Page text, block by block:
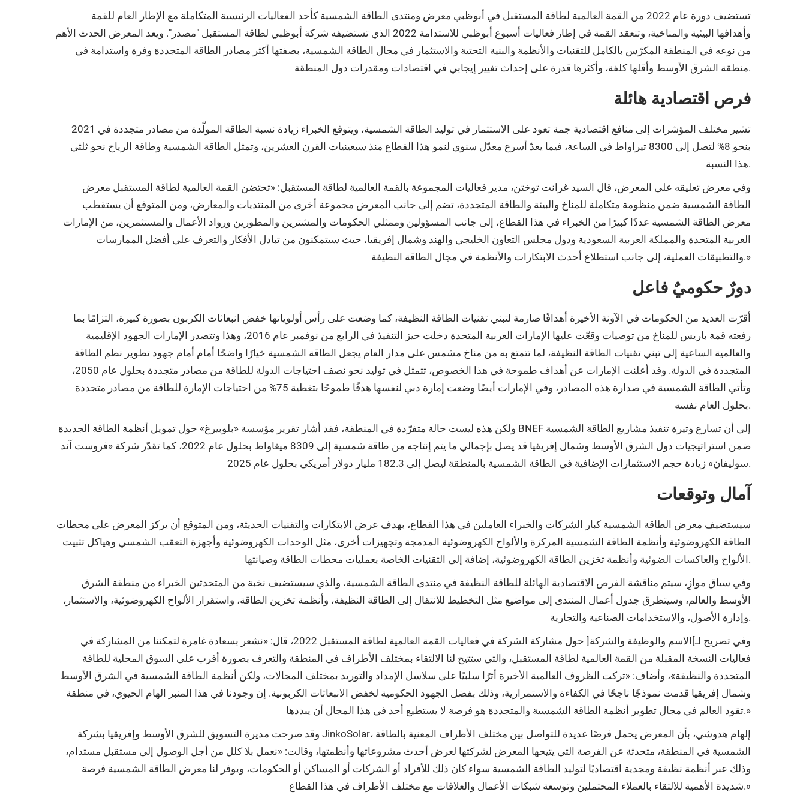
تستضيف دورة عام 2022 من القمة العالمية لطاقة المستقبل في أبوظبي معرض ومنتدى الطاقة الشمسية كأحد الفعاليات الرئيسية المتكاملة مع الإطار العام للقمة
وأهدافها البيئية والمناخية، وتنعقد القمة في إطار فعاليات أسبوع أبوظبي للاستدامة 2022 الذي تستضيفه شركة أبوظبي لطاقة المستقبل "مصدر". ويعد المعرض الحدث الأهم
من نوعه في المنطقة المكرّس بالكامل للتقنيات والأنظمة والبنية التحتية والاستثمار في مجال الطاقة الشمسية، بصفتها أكثر مصادر الطاقة المتجددة وفرة واستدامة في
منطقة الشرق الأوسط وأقلها كلفة، وأكثرها قدرة على إحداث تغيير إيجابي في اقتصادات ومقدرات دول المنطقة.
فرص اقتصادية هائلة
تشير مختلف المؤشرات إلى منافع اقتصادية جمة تعود على الاستثمار في توليد الطاقة الشمسية، ويتوقع الخبراء زيادة نسبة الطاقة المولّدة من مصادر متجددة في 2021
بنحو 8% لتصل إلى 8300 تيراواط في الساعة، فيما يعدّ أسرع معدّل سنوي لنمو هذا القطاع منذ سبعينيات القرن العشرين، وتمثل الطاقة الشمسية وطاقة الرياح نحو ثلثي
هذا النسبة.
وفي معرض تعليقه على المعرض، قال السيد غرانت توختن، مدير فعاليات المجموعة بالقمة العالمية لطاقة المستقبل: «تحتضن القمة العالمية لطاقة المستقبل معرض
الطاقة الشمسية ضمن منظومة متكاملة للمناخ والبيئة والطاقة المتجددة، تضم إلى جانب المعرض مجموعة أخرى من المنتديات والمعارض، ومن المتوقع أن يستقطب
معرض الطاقة الشمسية عددًا كبيرًا من الخبراء في هذا القطاع، إلى جانب المسؤولين وممثلي الحكومات والمشترين والمطورين ورواد الأعمال والمستثمرين، من الإمارات
العربية المتحدة والمملكة العربية السعودية ودول مجلس التعاون الخليجي والهند وشمال إفريقيا، حيث سيتمكنون من تبادل الأفكار والتعرف على أفضل الممارسات
والتطبيقات العملية، إلى جانب استطلاع أحدث الابتكارات والأنظمة في مجال الطاقة النظيفة.»
دورٌ حكوميٌ فاعل
أقرّت العديد من الحكومات في الآونة الأخيرة أهدافًا صارمة لتبني تقنيات الطاقة النظيفة، كما وضعت على رأس أولوياتها خفض انبعاثات الكربون بصورة كبيرة، التزامًا بما
رفعته قمة باريس للمناخ من توصيات وقعّت عليها الإمارات العربية المتحدة دخلت حيز التنفيذ في الرابع من نوفمبر عام 2016، وهذا وتتصدر الإمارات الجهود الإقليمية
والعالمية الساعية إلى تبني تقنيات الطاقة النظيفة، لما تتمتع به من مناخ مشمس على مدار العام يجعل الطاقة الشمسية خيارًا واضحًا أمام أمام جهود تطوير نظم الطاقة
المتجددة في الدولة. وقد أعلنت الإمارات عن أهداف طموحة في هذا الخصوص، تتمثل في توليد نحو نصف احتياجات الدولة للطاقة من مصادر متجددة بحلول عام 2050،
وتأتي الطاقة الشمسية في صدارة هذه المصادر، وفي الإمارات أيضًا وضعت إمارة دبي لنفسها هدفًا طموحًا بتغطية 75% من احتياجات الإمارة للطاقة من مصادر متجددة
بحلول العام نفسه.
ولكن هذه ليست حالة متفرّدة في المنطقة، فقد أشار تقرير مؤسسة «بلوبيرغ» حول تمويل أنظمة الطاقة الجديدة BNEF إلى أن تسارع وتيرة تنفيذ مشاريع الطاقة الشمسية
ضمن استراتيجيات دول الشرق الأوسط وشمال إفريقيا قد يصل بإجمالي ما يتم إنتاجه من طاقة شمسية إلى 8309 ميغاواط بحلول عام 2022، كما تقدّر شركة «فروست آند
سوليفان» زيادة حجم الاستثمارات الإضافية في الطاقة الشمسية بالمنطقة ليصل إلى 182.3 مليار دولار أمريكي بحلول عام 2025.
آمال وتوقعات
سيستضيف معرض الطاقة الشمسية كبار الشركات والخبراء العاملين في هذا القطاع، بهدف عرض الابتكارات والتقنيات الحديثة، ومن المتوقع أن يركز المعرض على محطات
الطاقة الكهروضوئية وأنظمة الطاقة الشمسية المركزة والألواح الكهروضوئية المدمجة وتجهيزات أخرى، مثل الوحدات الكهروضوئية وأجهزة التعقب الشمسي وهياكل تثبيت
الألواح والعاكسات الضوئية وأنظمة تخزين الطاقة الكهروضوئية، إضافة إلى التقنيات الخاصة بعمليات محطات الطاقة وصيانتها.
وفي سياق موازِ، سيتم مناقشة الفرص الاقتصادية الهائلة للطاقة النظيفة في منتدى الطاقة الشمسية، والذي سيستضيف نخبة من المتحدثين الخبراء من منطقة الشرق
الأوسط والعالم، وسيتطرق جدول أعمال المنتدى إلى مواضيع مثل التخطيط للانتقال إلى الطاقة النظيفة، وأنظمة تخزين الطاقة، واستقرار الألواح الكهروضوئية، والاستثمار،
وإدارة الأصول، والاستخدامات الصناعية والتجارية.
وفي تصريح لـ]الاسم والوظيفة والشركة[ حول مشاركة الشركة في فعاليات القمة العالمية لطاقة المستقبل 2022، قال: «نشعر بسعادة غامرة لتمكننا من المشاركة في
فعاليات النسخة المقبلة من القمة العالمية لطاقة المستقبل، والتي ستتيح لنا الالتقاء بمختلف الأطراف في المنطقة والتعرف بصورة أقرب على السوق المحلية للطاقة
المتجددة والنظيفة»، وأضاف: «تركت الظروف العالمية الأخيرة أثرًا سلبيًا على سلاسل الإمداد والتوريد بمختلف المجالات، ولكن أنظمة الطاقة الشمسية في الشرق الأوسط
وشمال إفريقيا قدمت نموذجًا ناجحًا في الكفاءة والاستمرارية، وذلك بفضل الجهود الحكومية لخفض الانبعاثات الكربونية. إن وجودنا في هذا المنبر الهام الحيوي، في منطقة
تقود العالم في مجال تطوير أنظمة الطاقة الشمسية والمتجددة هو فرصة لا يستطيع أحد في هذا المجال أن يبددها.»
وقد صرحت مديرة التسويق للشرق الأوسط وإفريقيا بشركة JinkoSolar، إلهام هدوشي، بأن المعرض يحمل فرصًا عديدة للتواصل بين مختلف الأطراف المعنية بالطاقة
الشمسية في المنطقة، متحدثة عن الفرصة التي يتيحها المعرض لشركتها لعرض أحدث مشروعاتها وأنظمتها، وقالت: «نعمل بلا كلل من أجل الوصول إلى مستقبل مستدام،
وذلك عبر أنظمة نظيفة ومجدية اقتصاديًا لتوليد الطاقة الشمسية سواء كان ذلك للأفراد أو الشركات أو المساكن أو الحكومات، ويوفر لنا معرض الطاقة الشمسية فرصة
شديدة الأهمية للالتقاء بالعملاء المحتملين وتوسعة شبكات الأعمال والعلاقات مع مختلف الأطراف في هذا القطاع.»